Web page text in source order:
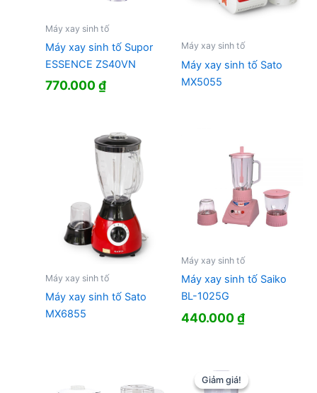
Máy xay sinh tố
Máy xay sinh tố Supor
ESSENCE ZS40VN
770.000₫
Máy xay sinh tố
Máy xay sinh tố Sato
MX5055
Máy xay sinh tố
Máy xay sinh tố Sato
MX6855
Máy xay sinh tố
Máy xay sinh tố Saiko
BL-1025G
440.000₫
Giảm giá!
Giảm giá!